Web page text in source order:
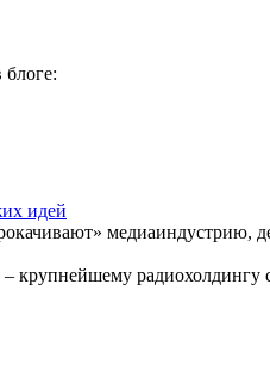
блоге:
идей
медиаиндустрию,
крупнейшему